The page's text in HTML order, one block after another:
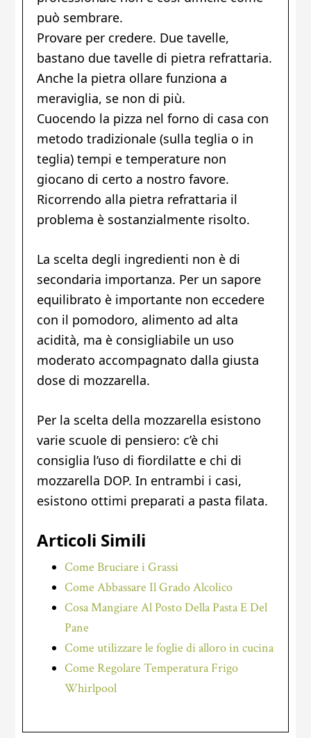
può sembrare.
Provare per credere. Due tavelle,
bastano due tavelle di pietra refrattaria.
Anche la pietra ollare funziona a
meraviglia, se non di più.
Cuocendo la pizza nel forno di casa con
metodo tradizionale (sulla teglia o in
teglia) tempi e temperature non
giocano di certo a nostro favore.
Ricorrendo alla pietra refrattaria il
problema è sostanzialmente risolto.
La scelta degli ingredienti non è di
secondaria importanza. Per un sapore
equilibrato è importante non eccedere
con il pomodoro, alimento ad alta
acidità, ma è consigliabile un uso
moderato accompagnato dalla giusta
dose di mozzarella.
Per la scelta della mozzarella esistono
varie scuole di pensiero: c’è chi
consiglia l’uso di fiordilatte e chi di
mozzarella DOP. In entrambi i casi,
esistono ottimi preparati a pasta filata.
Articoli Simili
Come Bruciare i Grassi
Come Abbassare Il Grado Alcolico
Cosa Mangiare Al Posto Della Pasta E Del
Pane
Come utilizzare le foglie di alloro in cucina
Come Regolare Temperatura Frigo
Whirlpool